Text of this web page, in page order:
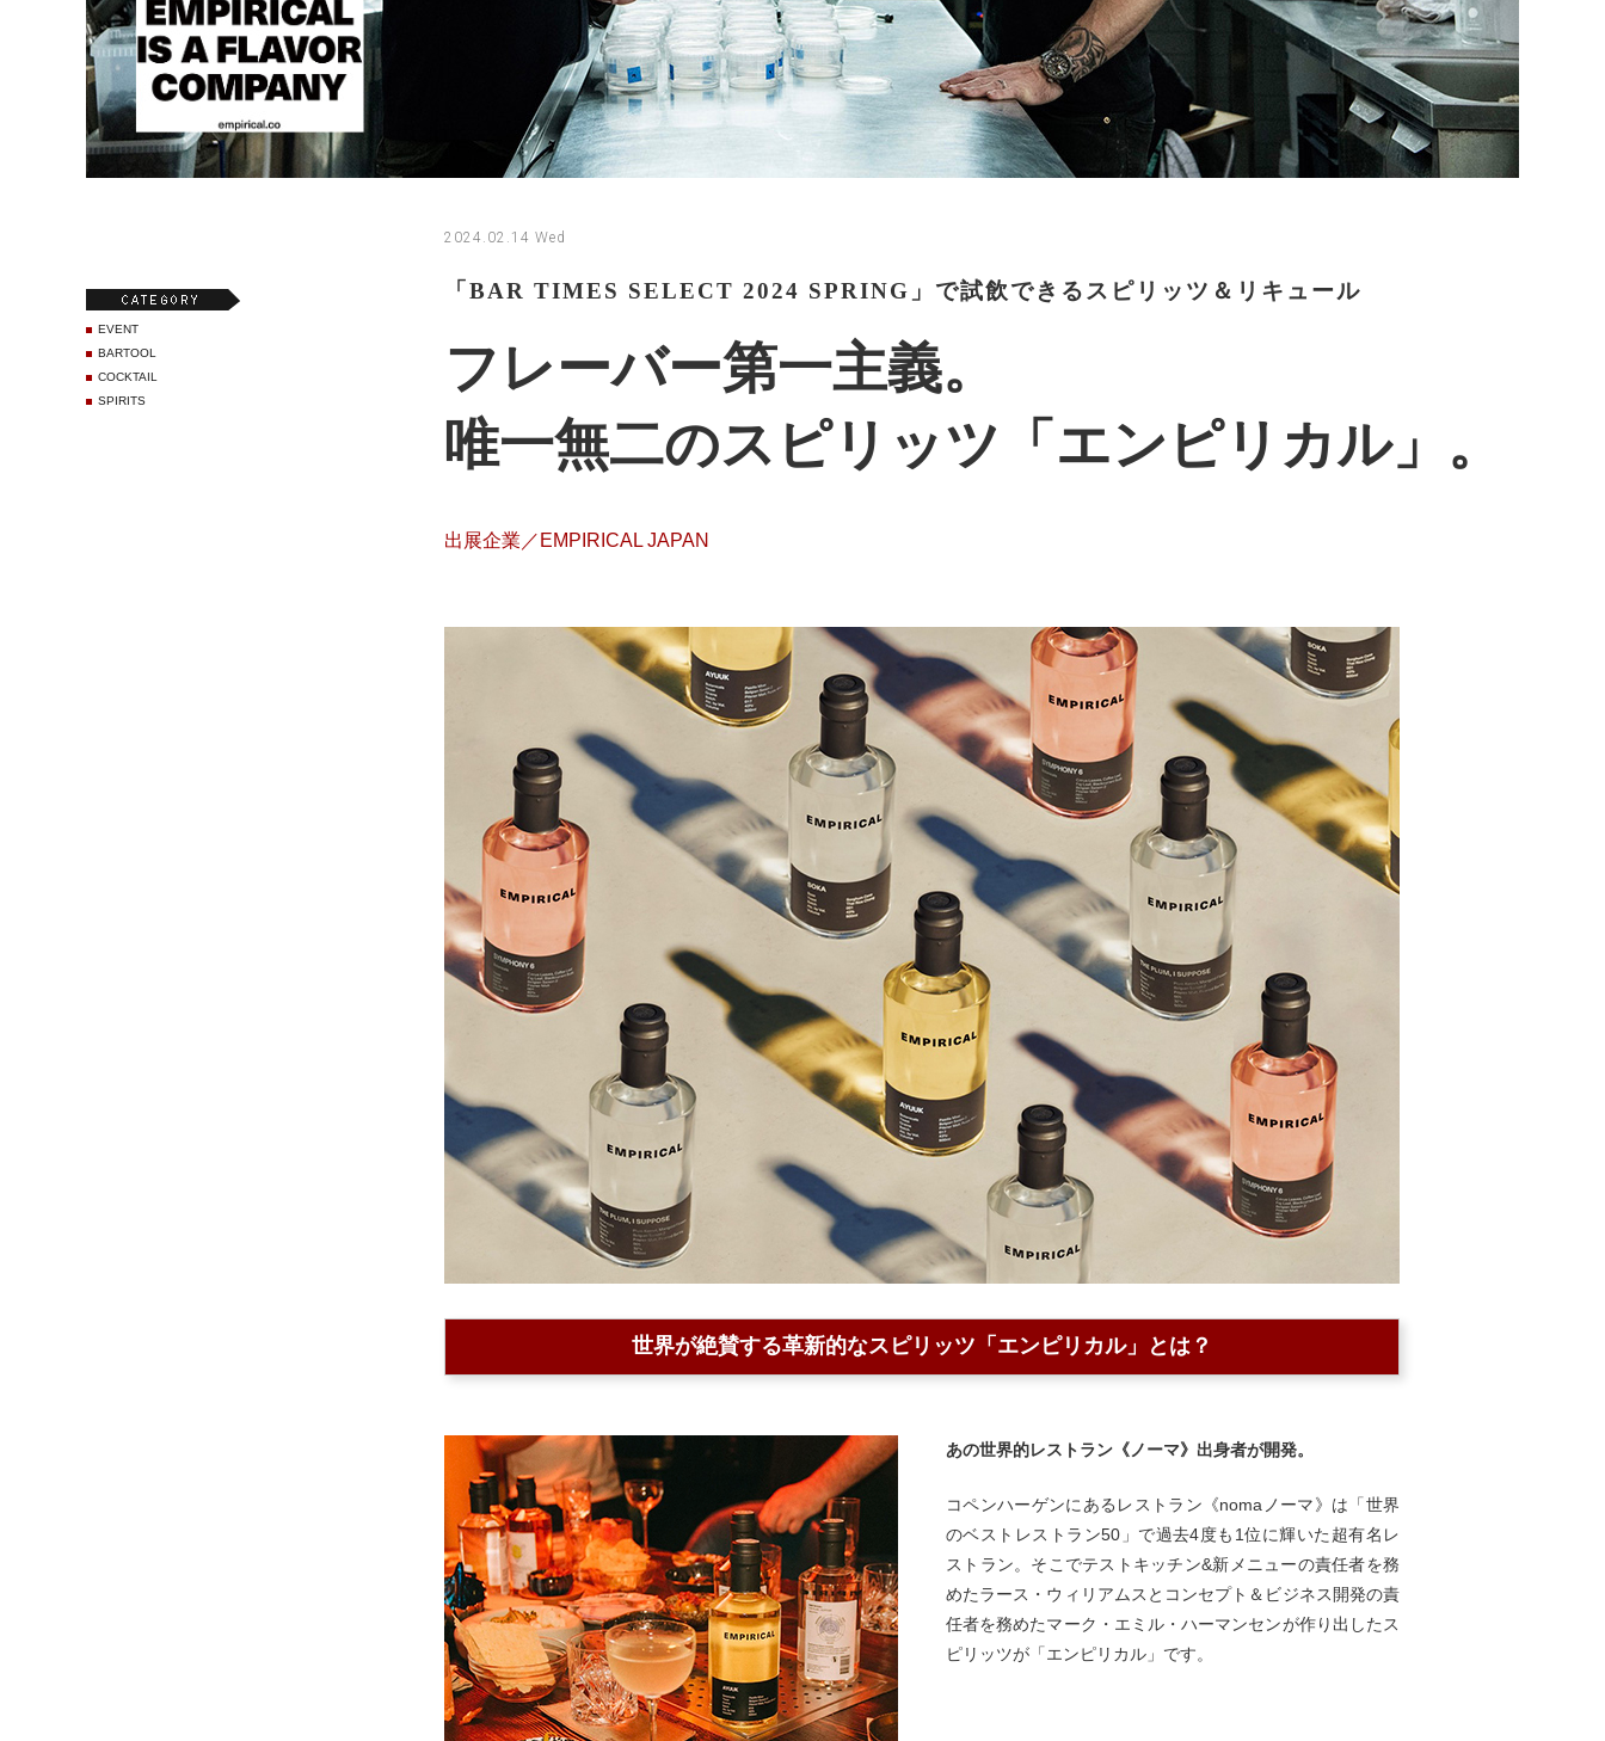
2024.02.14 Wed
「BAR TIMES SELECT 2024 SPRING」で試飲できるスピリッツ＆リキュール
フレーバー第一主義。
唯一無二のスピリッツ「エンピリカル」。
出展企業／EMPIRICAL JAPAN
世界が絶賛する革新的なスピリッツ「エンピリカル」とは？
あの世界的レストラン《ノーマ》出身者が開発。
コペンハーゲンにあるレストラン《nomaノーマ》は「世界
のベストレストラン50」で過去4度も1位に輝いた超有名レ
ストラン。そこでテストキッチン&新メニューの責任者を務
めたラース・ウィリアムスとコンセプト＆ビジネス開発の責
任者を務めたマーク・エミル・ハーマンセンが作り出したス
ピリッツが「エンピリカル」です。
EVENT
BARTOOL
COCKTAIL
SPIRITS